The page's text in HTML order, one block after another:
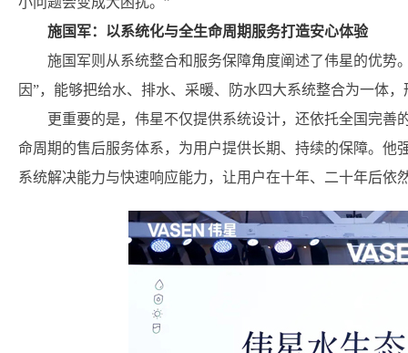
施国军：以系统化与全生命周期服务打造安心体验
施国军则从系统整合和服务保障角度阐述了伟星的优势
因”，能够把给水、排水、采暖、防水四大系统整合为一体
更重要的是，伟星不仅提供系统设计，还依托全国完
命周期的售后服务体系，为用户提供长期、持续的保障。他
系统解决能力与快速响应能力，让用户在十年、二十年后依